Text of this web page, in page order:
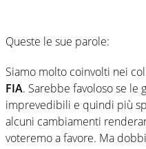
Queste le sue parole:
Siamo molto coinvolti nei
FIA. Sarebbe favoloso se le
imprevedibili e quindi più
alcuni cambiamenti
voteremo a favore. Ma